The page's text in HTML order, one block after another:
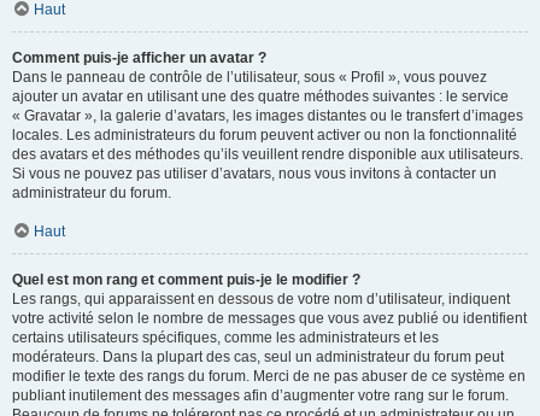
Haut
Comment puis-je afficher un avatar ?
Dans le panneau de contrôle de l’utilisateur, sous « Profil », vous pouvez
ajouter un avatar en utilisant une des quatre méthodes suivantes : le service
« Gravatar », la galerie d’avatars, les images distantes ou le transfert d’images
locales. Les administrateurs du forum peuvent activer ou non la fonctionnalité
des avatars et des méthodes qu’ils veuillent rendre disponible aux utilisateurs.
Si vous ne pouvez pas utiliser d’avatars, nous vous invitons à contacter un
administrateur du forum.
Haut
Quel est mon rang et comment puis-je le modifier ?
Les rangs, qui apparaissent en dessous de votre nom d’utilisateur, indiquent
votre activité selon le nombre de messages que vous avez publié ou identifient
certains utilisateurs spécifiques, comme les administrateurs et les
modérateurs. Dans la plupart des cas, seul un administrateur du forum peut
modifier le texte des rangs du forum. Merci de ne pas abuser de ce système en
publiant inutilement des messages afin d’augmenter votre rang sur le forum.